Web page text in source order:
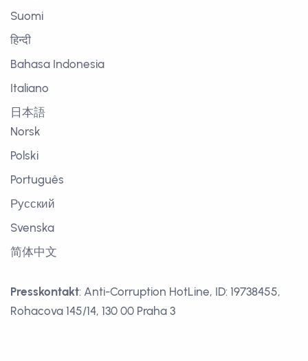
Suomi
हिन्दी
Bahasa Indonesia
Italiano
日本語
Norsk
Polski
Português
Русский
Svenska
简体中文
Presskontakt: Anti-Corruption HotLine, ID: 19738455,
Rohacova 145/14, 130 00 Praha 3